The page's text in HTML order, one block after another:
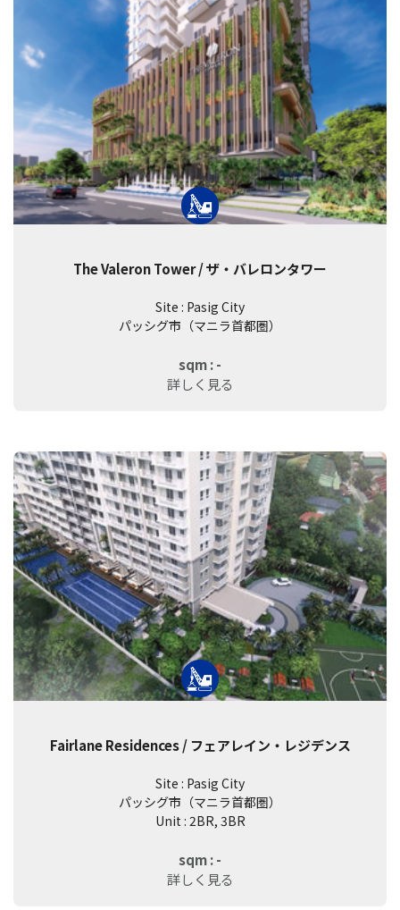
The Valeron Tower / ザ・バレロンタワー
Site : Pasig City
パッシグ市（マニラ首都圏）
sqm : -
詳しく見る
Fairlane Residences / フェアレイン・レジデンス
Site : Pasig City
パッシグ市（マニラ首都圏）
Unit : 2BR, 3BR
sqm : -
詳しく見る